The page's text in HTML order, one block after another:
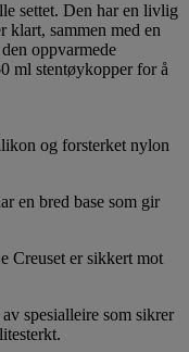
settet. Den har en livlig
klart, sammen med en
oppvarmede
ml stentøykopper for å
og forsterket nylon
en bred base som gir
Creuset er sikkert mot
spesialleire som sikrer